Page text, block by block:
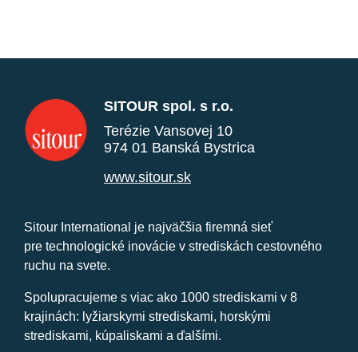
SITOUR spol. s r.o.
Terézie Vansovej 10
974 01 Banská Bystrica
www.sitour.sk
Sitour International je najväčšia firemná sieť
pre technologické inovácie v strediskách cestovného
ruchu na svete.
Spolupracujeme s viac ako 1000 strediskami v 8
krajinách: lyžiarskymi strediskami, horskými
strediskami, kúpaliskami a ďalšími.